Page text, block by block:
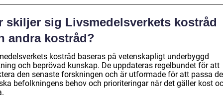
skiljer sig Livsmedelsverkets kostråd
andra kostråd?
kostråd baseras på vetenskapligt underbyggd
och beprövad kunskap. De uppdateras regelbundet för att
den senaste forskningen och är utformade för att passa
befolkningens behov och prioriteringar när det gäller kost